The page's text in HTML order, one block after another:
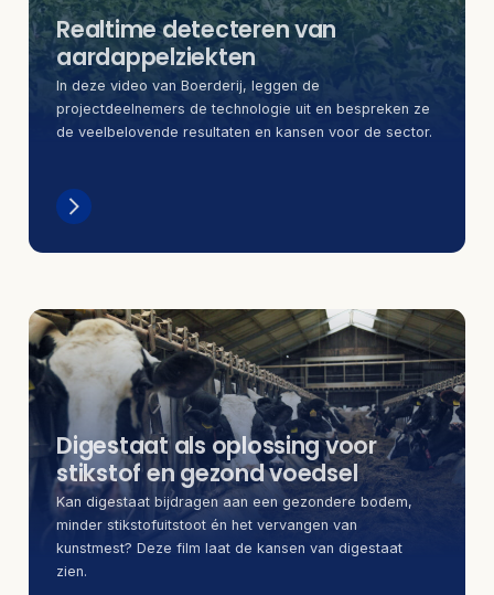
Realtime detecteren van
aardappelziekten
In deze video van Boerderij, leggen de
projectdeelnemers de technologie uit en bespreken ze
de veelbelovende resultaten en kansen voor de sector.
Digestaat als oplossing voor
stikstof en gezond voedsel
Kan digestaat bijdragen aan een gezondere bodem,
minder stikstofuitstoot én het vervangen van
kunstmest? Deze film laat de kansen van digestaat
zien.